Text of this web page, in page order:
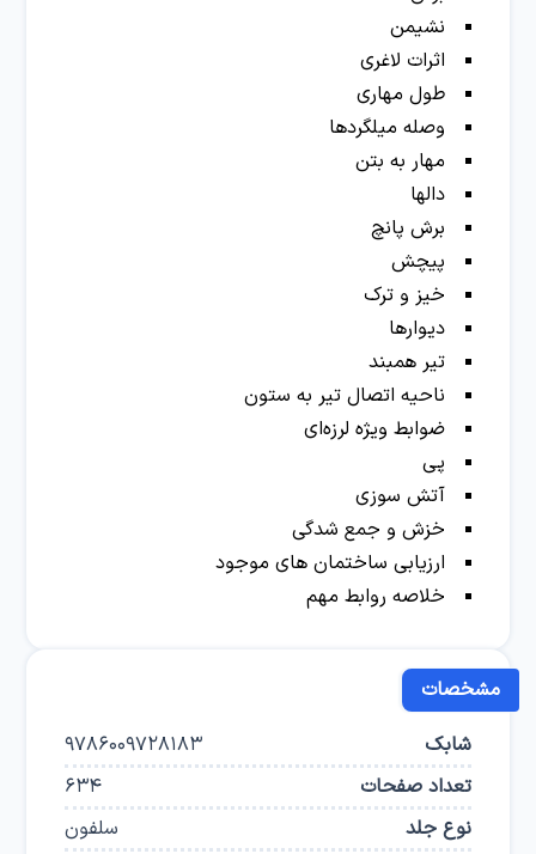
نشیمن
اثرات لاغری
طول مهاری
وصله میلگردها
مهار به بتن
دالها
برش پانچ
پیچش
خیز و ترک
دیوارها
تیر همبند
ناحیه اتصال تیر به ستون
ضوابط ویژه لرزه‌ای
پی
آتش سوزی
خزش و جمع شدگی
ارزیابی ساختمان های موجود
خلاصه روابط مهم
مشخصات
شابک
9786009728183
تعداد صفحات
634
نوع جلد
سلفون